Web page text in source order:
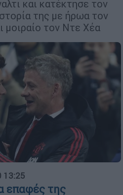
και κατέκτησε τον
της με ήρωα τον
μοιραίο τον Ντε Χέα
13:25
επαφές της